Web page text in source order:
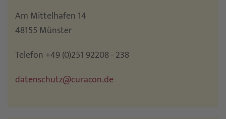
Am Mittelhafen 14
48155 Münster
Telefon +49 (0)251 92208 - 238
datenschutz@curacon.de